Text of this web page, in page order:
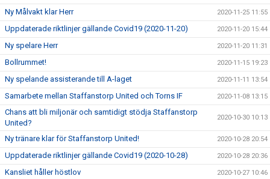
Ny Målvakt klar Herr 2020-11-25 11:55
Uppdaterade riktlinjer gällande Covid19 (2020-11-20) 2020-11-20 15:44
Ny spelare Herr 2020-11-20 11:31
Bollrummet! 2020-11-15 19:23
Ny spelande assisterande till A-laget 2020-11-11 13:54
Samarbete mellan Staffanstorp United och Torns IF 2020-11-08 13:15
Chans att bli miljonär och samtidigt stödja Staffanstorp
United?
2020-10-30 10:13
Ny tränare klar för Staffanstorp United! 2020-10-28 20:54
Uppdaterade riktlinjer gällande Covid19 (2020-10-28) 2020-10-28 20:36
Kansliet håller höstlov 2020-10-27 10:46